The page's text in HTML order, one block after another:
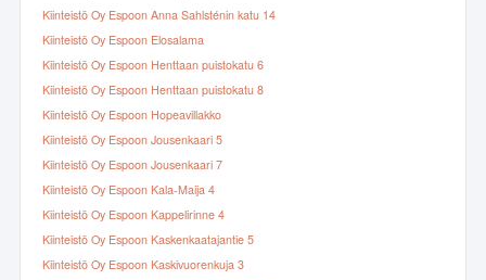
Kiinteistö Oy Espoon Anna Sahlsténin katu 14
Kiinteistö Oy Espoon Elosalama
Kiinteistö Oy Espoon Henttaan puistokatu 6
Kiinteistö Oy Espoon Henttaan puistokatu 8
Kiinteistö Oy Espoon Hopeavillakko
Kiinteistö Oy Espoon Jousenkaari 5
Kiinteistö Oy Espoon Jousenkaari 7
Kiinteistö Oy Espoon Kala-Maija 4
Kiinteistö Oy Espoon Kappelirinne 4
Kiinteistö Oy Espoon Kaskenkaatajantie 5
Kiinteistö Oy Espoon Kaskivuorenkuja 3